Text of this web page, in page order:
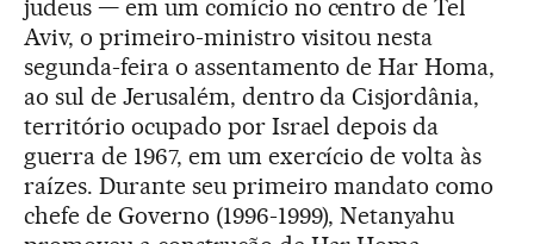
judeus — em um comício no centro de Tel
Aviv, o primeiro-ministro visitou nesta
segunda-feira o assentamento de Har Homa,
ao sul de Jerusalém, dentro da Cisjordânia,
território ocupado por Israel depois da
guerra de 1967, em um exercício de volta às
raízes. Durante seu primeiro mandato como
chefe de Governo (1996-1999), Netanyahu